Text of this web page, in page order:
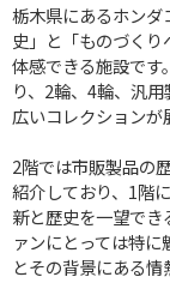
栃木県にあるホン
史」と「ものづく
体感できる施設です
り、2輪、4輪、汎
広いコレクションが
2階では市販製品の
紹介しており、1階
新と歴史を一望で
ァンにとっては特
とその背景にある情